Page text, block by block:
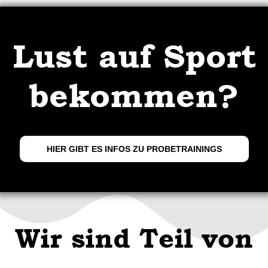
Lust auf Sport
bekommen?
HIER GIBT ES INFOS ZU PROBETRAININGS
Wir sind Teil von